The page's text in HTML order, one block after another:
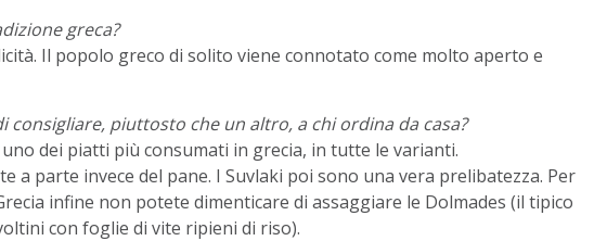
greca?
Il popolo greco di solito viene connotato come molto aperto e
consigliare, piuttosto che un altro, a chi ordina da casa?
dei piatti più consumati in grecia, in tutte le varianti.
a parte invece del pane. I Suvlaki poi sono una vera prelibatezza. Per
infine non potete dimenticare di assaggiare le Dolmades (il tipico
con foglie di vite ripieni di riso).